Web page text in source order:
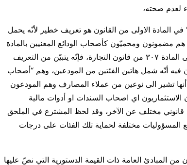
لعدم صحته،
في المادة الاولى من القانون هو تعريف خطير لأنّه يحمل
هم مضمونون ومحميّون كأصحاب الودائع المعنيين بالمادة
١٢٣ من قانون النقد والتسليف التي تحيل إلى المادة ٣٠٧ من قانون التجارة، فإنّه يتبيّن من التعريف
فيه أنّه شمل هاتين الفئتين من المودعين، وهم “أصحاب
أنها تشير الى نوعين من عملاء المصارف وهم المودعون
اي اصحاب السندات او أدوات مالية
مختلف عن الآخر، وقد لحظ المشترع في الملحق
المسؤوليات مختلفة لحماية تلك الفئات على درجات
من المبادئ العامة ذات القيمة الدستورية التي نصّ عليها